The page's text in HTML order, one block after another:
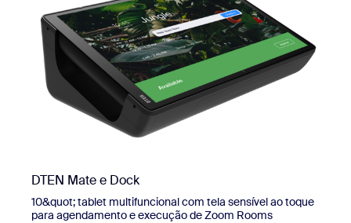
DTEN Mate e Dock
10&quot; tablet multifuncional com tela sensível ao toque
para agendamento e execução de Zoom Rooms